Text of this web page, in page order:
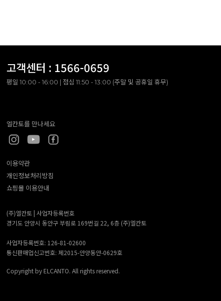
고객센터 : 1566-0659
평일 10:00 - 16:00 | 점심 11:50 - 13:00 (주말 및 공휴일 휴무)
엘칸토를 만나세요
이용약관
개인정보처리방침
쇼핑몰 이용안내
(주)엘칸토 | 사업자등록번호
경기도 안양시 동안구 부림로 169번길 22, 6층 (주)엘칸토
사업자등록번호: 126-81-02600
통신판매업신고번호: 제2015-안양동안-0629호
Copyright by ELCANTO. All rights reserved.